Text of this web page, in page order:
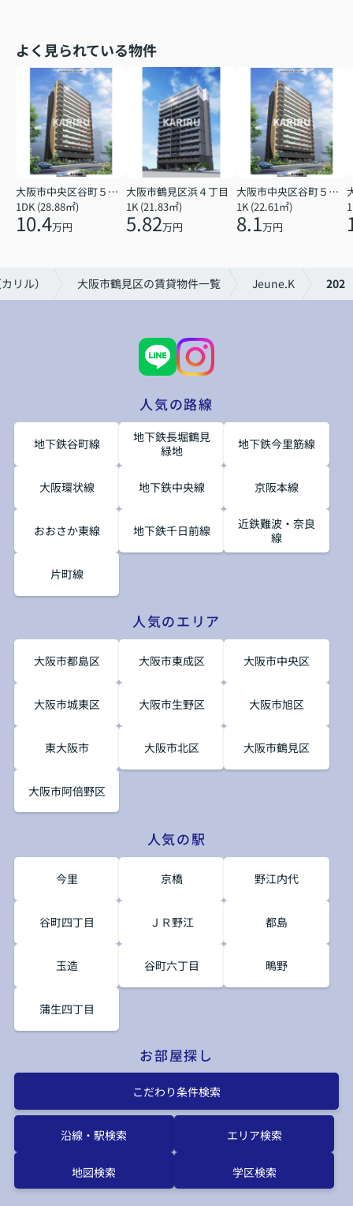
よく見られている物件
大阪市中央区谷町５丁目
1DK (28.88㎡)
10.4万円
大阪市鶴見区浜４丁目
1K (21.83㎡)
5.82万円
大阪市中央区谷町５丁目
1K (22.61㎡)
8.1万円
リル） 大阪市鶴見区の賃貸物件一覧 Jeune.K 202
人気の路線
地下鉄谷町線
地下鉄長堀鶴見
緑地
地下鉄今里筋線
大阪環状線 地下鉄中央線 京阪本線
おおさか東線 地下鉄千日前線
近鉄難波・奈良
線
片町線
人気のエリア
大阪市都島区 大阪市東成区 大阪市中央区
大阪市城東区 大阪市生野区 大阪市旭区
東大阪市 大阪市北区 大阪市鶴見区
大阪市阿倍野区
人気の駅
今里 京橋 野江内代
谷町四丁目 ＪＲ野江 都島
玉造 谷町六丁目 鴫野
蒲生四丁目
お部屋探し
こだわり条件検索
沿線・駅検索 エリア検索
地図検索 学区検索